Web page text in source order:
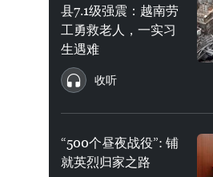
县7.1级强震：越南劳
工勇救老人，一实习
生遇难
收听
“500个昼夜战役”: 铺
就英烈归家之路